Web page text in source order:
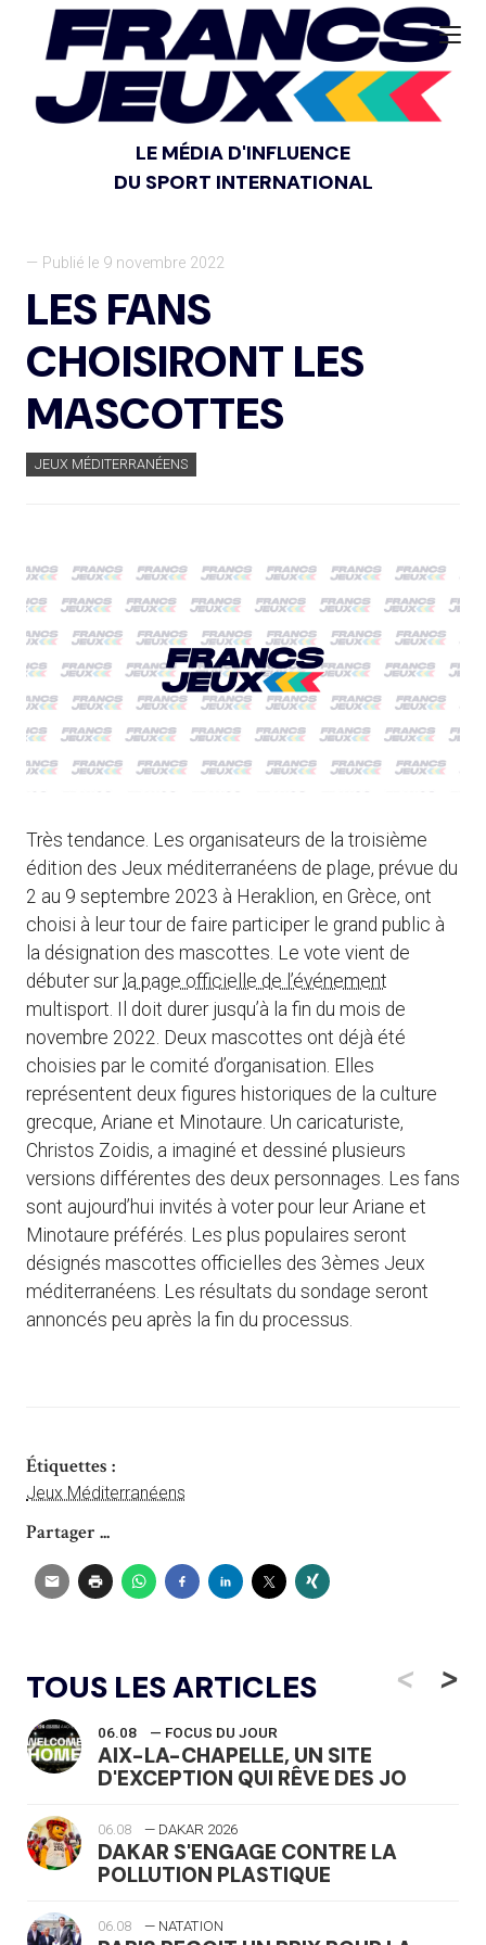
LE MÉDIA D'INFLUENCE
DU SPORT INTERNATIONAL
— Publié le 9 novembre 2022
LES FANS
CHOISIRONT LES
MASCOTTES
JEUX MÉDITERRANÉENS
Très tendance. Les organisateurs de la troisième
édition des Jeux méditerranéens de plage, prévue du
2 au 9 septembre 2023 à Heraklion, en Grèce, ont
choisi à leur tour de faire participer le grand public à
la désignation des mascottes. Le vote vient de
débuter sur la page officielle de l’événement
multisport. Il doit durer jusqu’à la fin du mois de
novembre 2022. Deux mascottes ont déjà été
choisies par le comité d’organisation. Elles
représentent deux figures historiques de la culture
grecque, Ariane et Minotaure. Un caricaturiste,
Christos Zoidis, a imaginé et dessiné plusieurs
versions différentes des deux personnages. Les fans
sont aujourd’hui invités à voter pour leur Ariane et
Minotaure préférés. Les plus populaires seront
désignés mascottes officielles des 3èmes Jeux
méditerranéens. Les résultats du sondage seront
annoncés peu après la fin du processus.
Étiquettes :
Jeux Méditerranéens
Partager ...
TOUS LES ARTICLES <
06.08 — FOCUS DU JOUR
AIX-LA-CHAPELLE, UN SITE
D'EXCEPTION QUI RÊVE DES JO
06.08 — DAKAR 2026
DAKAR S'ENGAGE CONTRE LA
POLLUTION PLASTIQUE
06.08 — NATATION
>